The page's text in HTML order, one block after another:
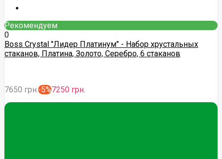
Рекомендуем
0
Boss Crystal "Лидер Платинум" - Набор хрустальных
стаканов, Платина, Золото, Серебро, 6 стаканов
7650 грн. -5%7250 грн.